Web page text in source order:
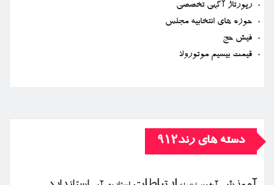
رپورتاژ آگهی تخصصی
حوزه های انتخابیه مجلس
فیش حج
قیمت بیسیم موتورولا
دسته های رند912